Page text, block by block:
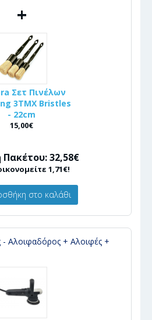
+
Σετ Πινέλων
3ΤΜΧ Bristles
- 22cm
15,00€
Πακέτου: 32,58€
1,71€!
στο καλάθι
- Αλοιφαδόρος + Αλοιφές +